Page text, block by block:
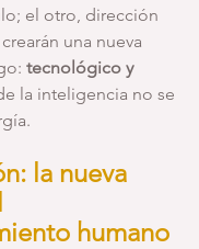
el otro, dirección
una nueva
tecnológico y
la inteligencia no se
la nueva
humano